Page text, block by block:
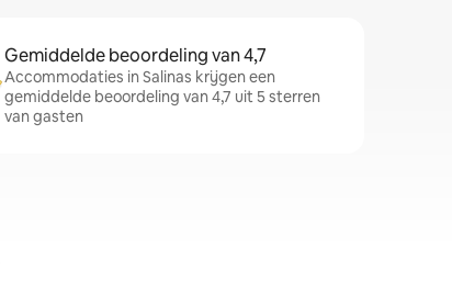
Gemiddelde beoordeling van 4,7
Accommodaties in Salinas krijgen een
gemiddelde beoordeling van 4,7 uit 5 sterren
van gasten